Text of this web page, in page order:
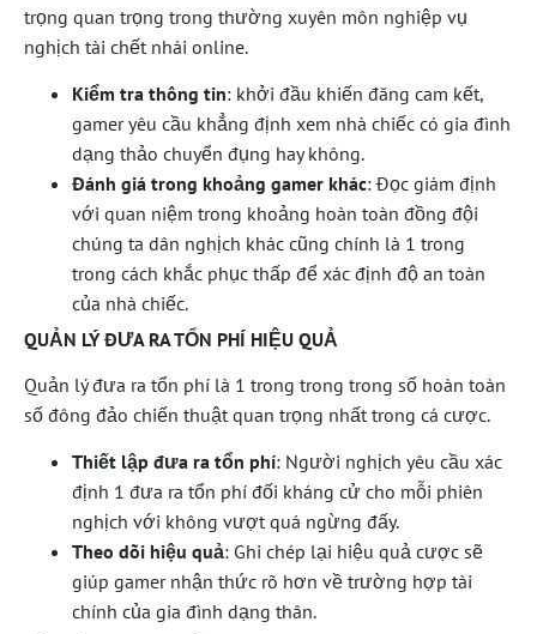
trọng quan trọng trong thường xuyên môn nghiệp vụ
nghịch tài chết nhái online.
Kiểm tra thông tin: khởi đầu khiến đăng cam kết,
gamer yêu cầu khẳng định xem nhà chiếc có gia đình
dạng thảo chuyển đụng hay không.
Đánh giá trong khoảng gamer khác: Đọc giám định
với quan niệm trong khoảng hoàn toàn đồng đội
chúng ta dân nghịch khác cũng chính là 1 trong
trong cách khắc phục thấp để xác định độ an toàn
của nhà chiếc.
QUẢN LÝ ĐƯA RA TỔN PHÍ HIỆU QUẢ
Quản lý đưa ra tổn phí là 1 trong trong trong số hoàn toàn
số đông đảo chiến thuật quan trọng nhất trong cá cược.
Thiết lập đưa ra tổn phí: Người nghịch yêu cầu xác
định 1 đưa ra tổn phí đối kháng cử cho mỗi phiên
nghịch với không vượt quá ngừng đấy.
Theo dõi hiệu quả: Ghi chép lại hiệu quả cược sẽ
giúp gamer nhận thức rõ hơn về trường hợp tài
chính của gia đình dạng thân.